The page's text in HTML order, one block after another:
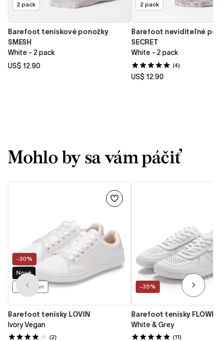
2 pack
Barefoot teniskové ponožky
SMESH
White - 2 pack
US$ 12.90
2 pack
Barefoot neviditeľné
SECRET
White - 2 pack
(4)
US$ 12.90
Mohlo by sa vám páčiť
-30%
Nové
Vegan
Barefoot tenisky LOVIN
Ivory Vegan
(2)
-35%
Barefoot tenisky FLOWIN
White & Grey
(11)